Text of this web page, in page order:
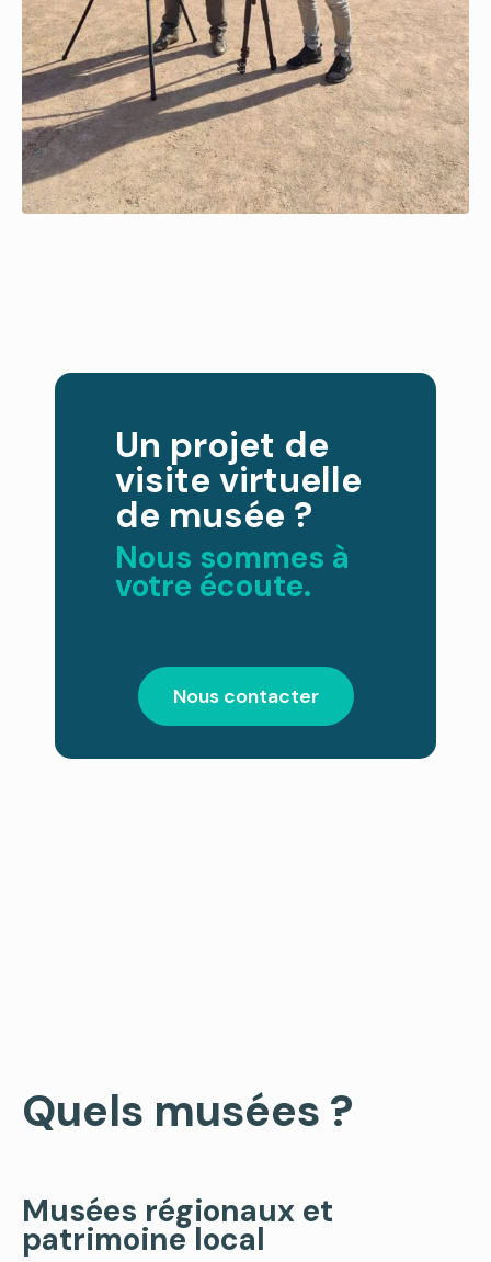
Un projet de
visite virtuelle
de musée ?
Nous sommes à
votre écoute.
Nous contacter
Quels musées ?
Musées régionaux et
patrimoine local